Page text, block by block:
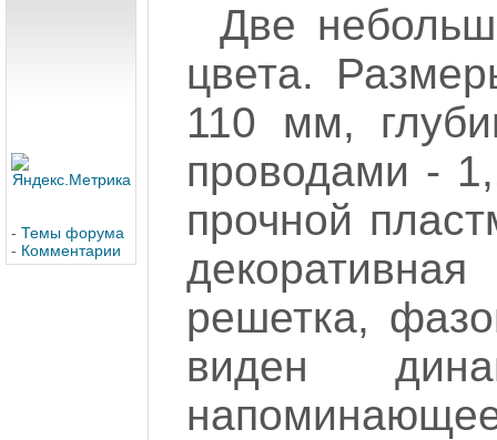
- Темы форума
- Комментарии
Две
цвета.
110 мм,
проводами -
прочной
решетка,
виден